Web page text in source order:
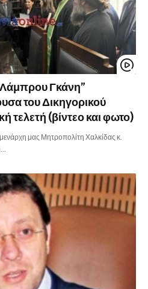
Γκάνη”
του Δικηγορικού
τελετή (βίντεο και φωτο)
μας Μητροπολίτη Χαλκίδας κ.